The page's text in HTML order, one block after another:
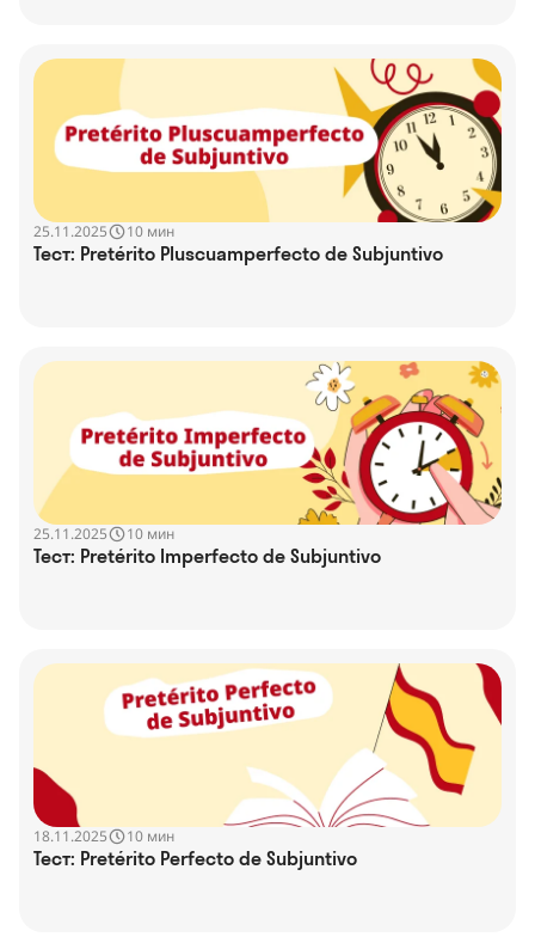
25.11.2025 10 мин
Тест: Pretérito Pluscuamperfecto de Subjuntivo
25.11.2025 10 мин
Тест: Pretérito Imperfecto de Subjuntivo
18.11.2025 10 мин
Тест: Pretérito Perfecto de Subjuntivo